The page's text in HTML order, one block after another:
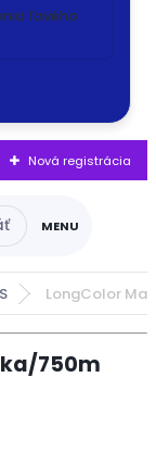
ľavého
Nová registrácia
LongColor
750m